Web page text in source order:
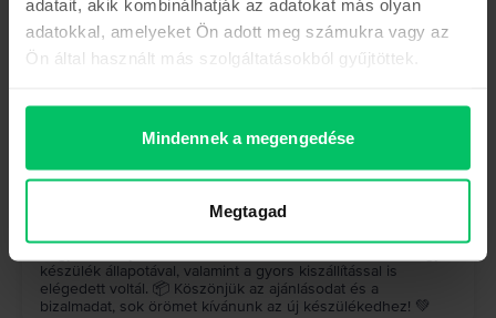
adatait, akik kombinálhatják az adatokat más olyan
adatokkal, amelyeket Ön adott meg számukra vagy az
Ön által használt más szolgáltatásokból gyűjtöttek.
Mindennek a megengedése
Megtagad
Hock József,05 Aug 2026
Samsung Galaxy S23 Ultra 5G Dual Sim, Graphite, 512 GB,
Kiváló
pontos, minden kifogástalanul működik, felülmúlta a
jár
készülék állapotával, valamint a gyors kiszállítással is
elégedett voltál. 📦 Köszönjük az ajánlásodat és a
bizalmadat, sok örömet kívánunk az új készülékedhez! 💚